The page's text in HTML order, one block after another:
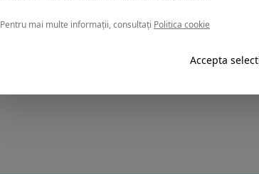
Pentru mai multe informații, consultați Politica cookie
Accepta